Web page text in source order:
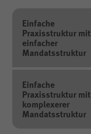
Einfache
Praxisstruktur mit
einfacher
Mandatsstruktur
Einfache
Praxisstruktur mit
komplexerer
Mandatsstruktur
Anbieter